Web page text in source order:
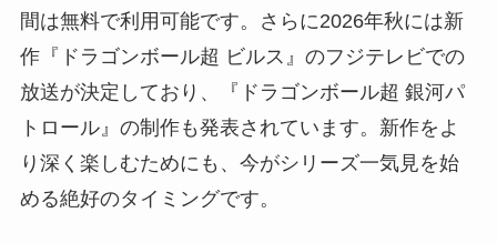
間は無料で利用可能です。さらに2026年秋には新
作『ドラゴンボール超 ビルス』のフジテレビでの
放送が決定しており、『ドラゴンボール超 銀河パ
トロール』の制作も発表されています。新作をよ
り深く楽しむためにも、今がシリーズ一気見を始
める絶好のタイミングです。